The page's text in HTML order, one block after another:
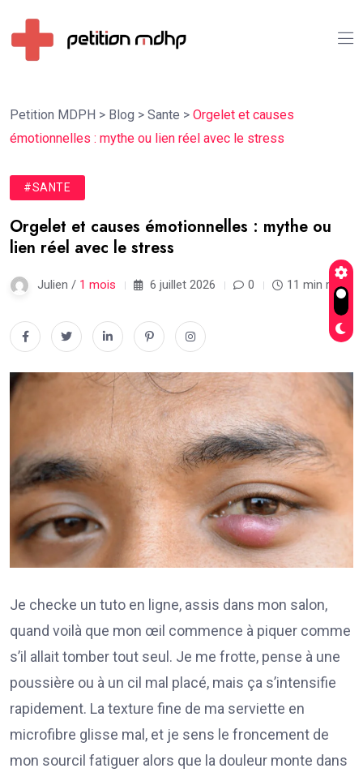
Petition MDPH > Blog > Sante > Orgelet et causes
émotionnelles : mythe ou lien réel avec le stress
#SANTE
Orgelet et causes émotionnelles : mythe ou
lien réel avec le stress
Julien / 1 mois 6 juillet 2026 0 11 min read
Je checke un tuto en ligne, assis dans mon salon,
quand voilà que mon œil commence à piquer comme
s’il allait tomber tout seul. Je me frotte, pense à une
poussière ou à un cil mal placé, mais ça s’intensifie
rapidement. La texture fine de ma serviette en
microfibre glisse mal, et je sens le froncement de
mon sourcil fatiguer alors que la douleur monte dans